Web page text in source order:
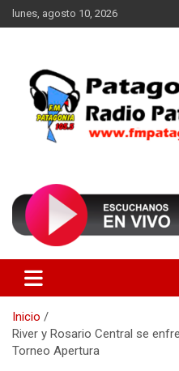
Saltar
al
lunes, agosto 10, 2026
FM Patagonia
Inicio
River y Rosario Central se
Torneo Apertura